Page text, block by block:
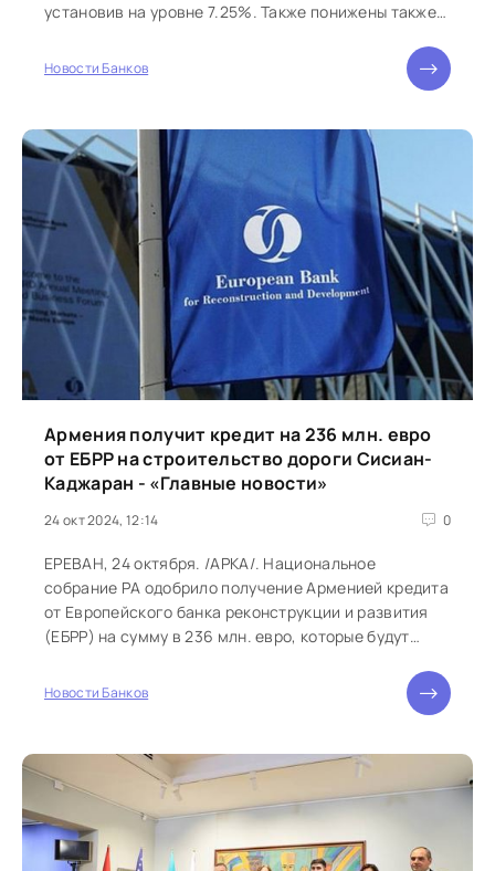
установив на уровне 7.25%. Также понижены также
Новости Банков
Армения получит кредит на 236 млн. евро
от ЕБРР на строительство дороги Сисиан-
Каджаран - «Главные новости»
24 окт 2024, 12:14 0
ЕРЕВАН, 24 октября. /АРКА/. Национальное
собрание РА одобрило получение Арменией кредита
от Европейского банка реконструкции и развития
(ЕБРР) на сумму в 236 млн. евро, которые будут
автомобильной дороги Сисиан - Каджаран
Новости Банков